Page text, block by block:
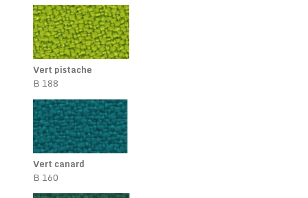
Vert pistache
B 188
Vert canard
B 160